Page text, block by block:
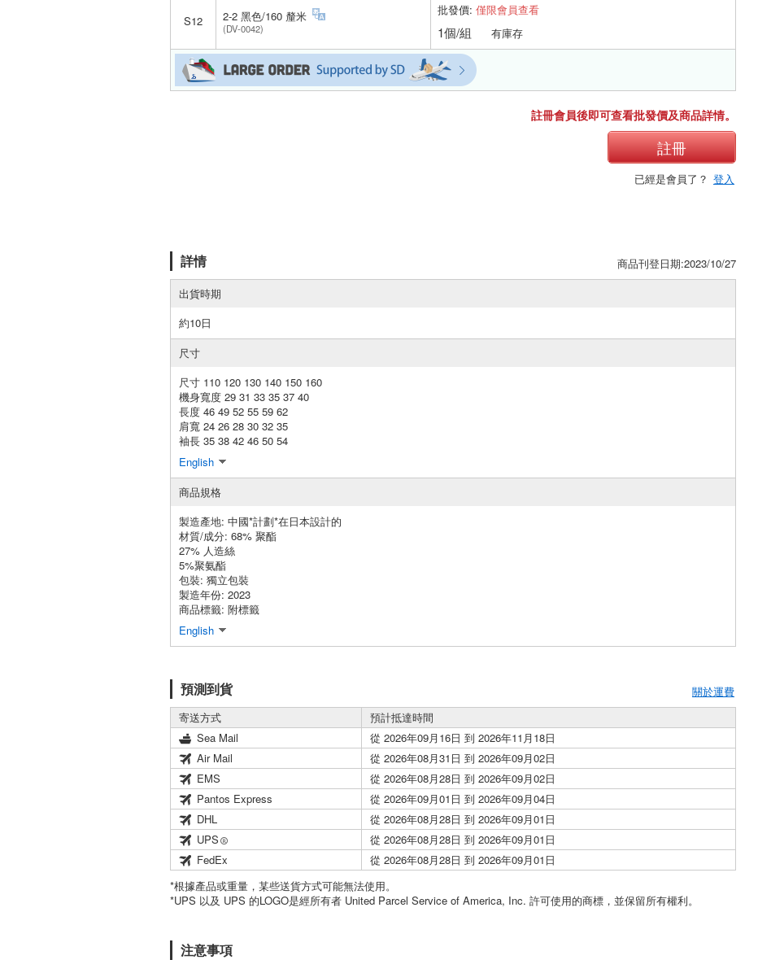
S12 2-2 黑色/160 釐米
(DV-0042)
批發價: 僅限會員查看
1個/組 有庫存
註冊會員後即可查看批發價及商品詳情。
註冊
已經是會員了？ 登入
詳情
商品刊登日期:2023/10/27
出貨時期
約10日
尺寸
尺寸 110 120 130 140 150 160
機身寬度 29 31 33 35 37 40
長度 46 49 52 55 59 62
肩寬 24 26 28 30 32 35
袖長 35 38 42 46 50 54
English
商品規格
製造產地: 中國*計劃*在日本設計的
材質/成分: 68% 聚酯
27% 人造絲
5%聚氨酯
包裝: 獨立包裝
製造年份: 2023
商品標籤: 附標籤
English
預測到貨
關於運費
寄送方式
預計抵達時間
Sea Mail
從 2026年09月16日 到 2026年11月18日
Air Mail
從 2026年08月31日 到 2026年09月02日
EMS
從 2026年08月28日 到 2026年09月02日
Pantos Express
從 2026年09月01日 到 2026年09月04日
DHL
從 2026年08月28日 到 2026年09月01日
UPS
從 2026年08月28日 到 2026年09月01日
FedEx
從 2026年08月28日 到 2026年09月01日
*根據產品或重量，某些送貨方式可能無法使用。
*UPS 以及 UPS 的LOGO是經所有者 United Parcel Service of America, Inc. 許可使用的商標，並保留所有權利。
注意事項